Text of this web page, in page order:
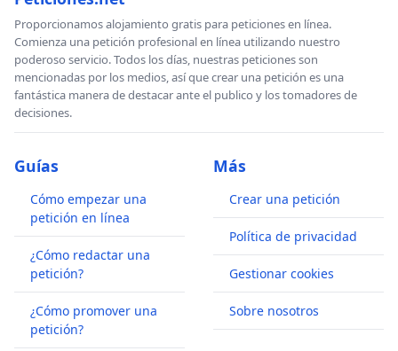
Proporcionamos alojamiento gratis para peticiones en línea.
Comienza una petición profesional en línea utilizando nuestro
poderoso servicio. Todos los días, nuestras peticiones son
mencionadas por los medios, así que crear una petición es una
fantástica manera de destacar ante el publico y los tomadores de
decisiones.
Guías
Cómo empezar una
petición en línea
¿Cómo redactar una
petición?
¿Cómo promover una
petición?
Más
Crear una petición
Política de privacidad
Gestionar cookies
Sobre nosotros